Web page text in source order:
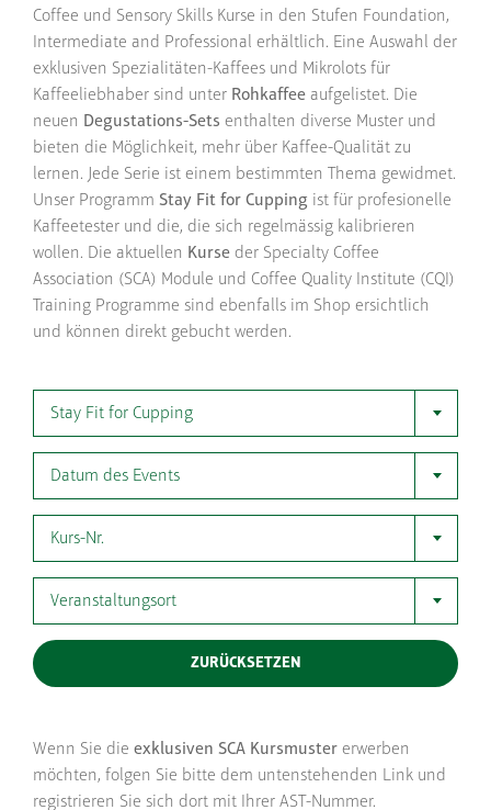
Coffee und Sensory Skills Kurse in den Stufen Foundation,
Intermediate and Professional erhältlich. Eine Auswahl der
exklusiven Spezialitäten-Kaffees und Mikrolots für
Kaffeeliebhaber sind unter Rohkaffee aufgelistet. Die
neuen Degustations-Sets enthalten diverse Muster und
bieten die Möglichkeit, mehr über Kaffee-Qualität zu
lernen. Jede Serie ist einem bestimmten Thema gewidmet.
Unser Programm Stay Fit for Cupping ist für profesionelle
Kaffeetester und die, die sich regelmässig kalibrieren
wollen. Die aktuellen Kurse der Specialty Coffee
Association (SCA) Module und Coffee Quality Institute (CQI)
Training Programme sind ebenfalls im Shop ersichtlich
und können direkt gebucht werden.
Stay Fit for Cupping
Datum des Events
Kurs-Nr.
Veranstaltungsort
ZURÜCKSETZEN
Wenn Sie die exklusiven SCA Kursmuster erwerben
möchten, folgen Sie bitte dem untenstehenden Link und
registrieren Sie sich dort mit Ihrer AST-Nummer.